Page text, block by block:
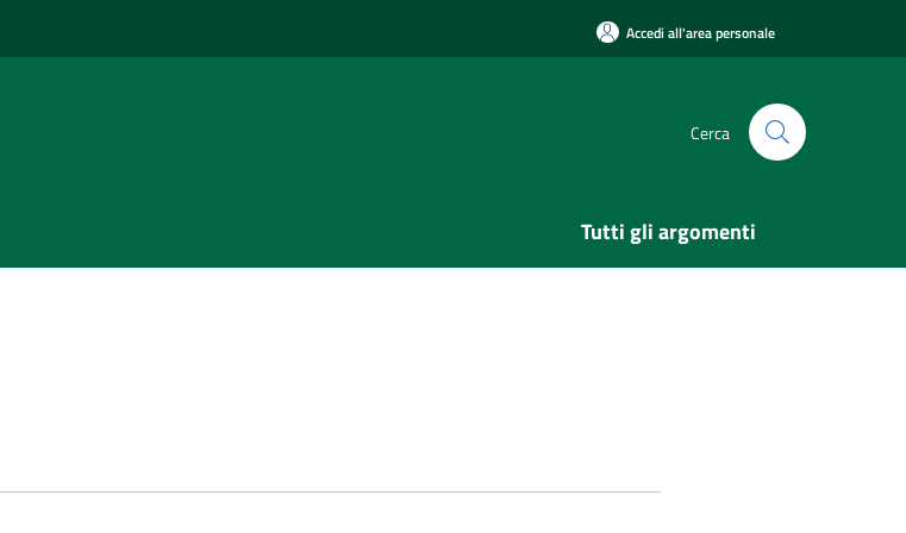
Accedi all'area personale
Cerca
Tutti gli argomenti